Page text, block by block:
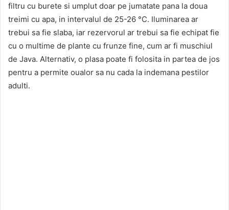
filtru cu burete si umplut doar pe jumatate pana la doua
treimi cu apa, in intervalul de 25-26 °C. Iluminarea ar
trebui sa fie slaba, iar rezervorul ar trebui sa fie echipat fie
cu o multime de plante cu frunze fine, cum ar fi muschiul
de Java. Alternativ, o plasa poate fi folosita in partea de jos
pentru a permite oualor sa nu cada la indemana pestilor
adulti.